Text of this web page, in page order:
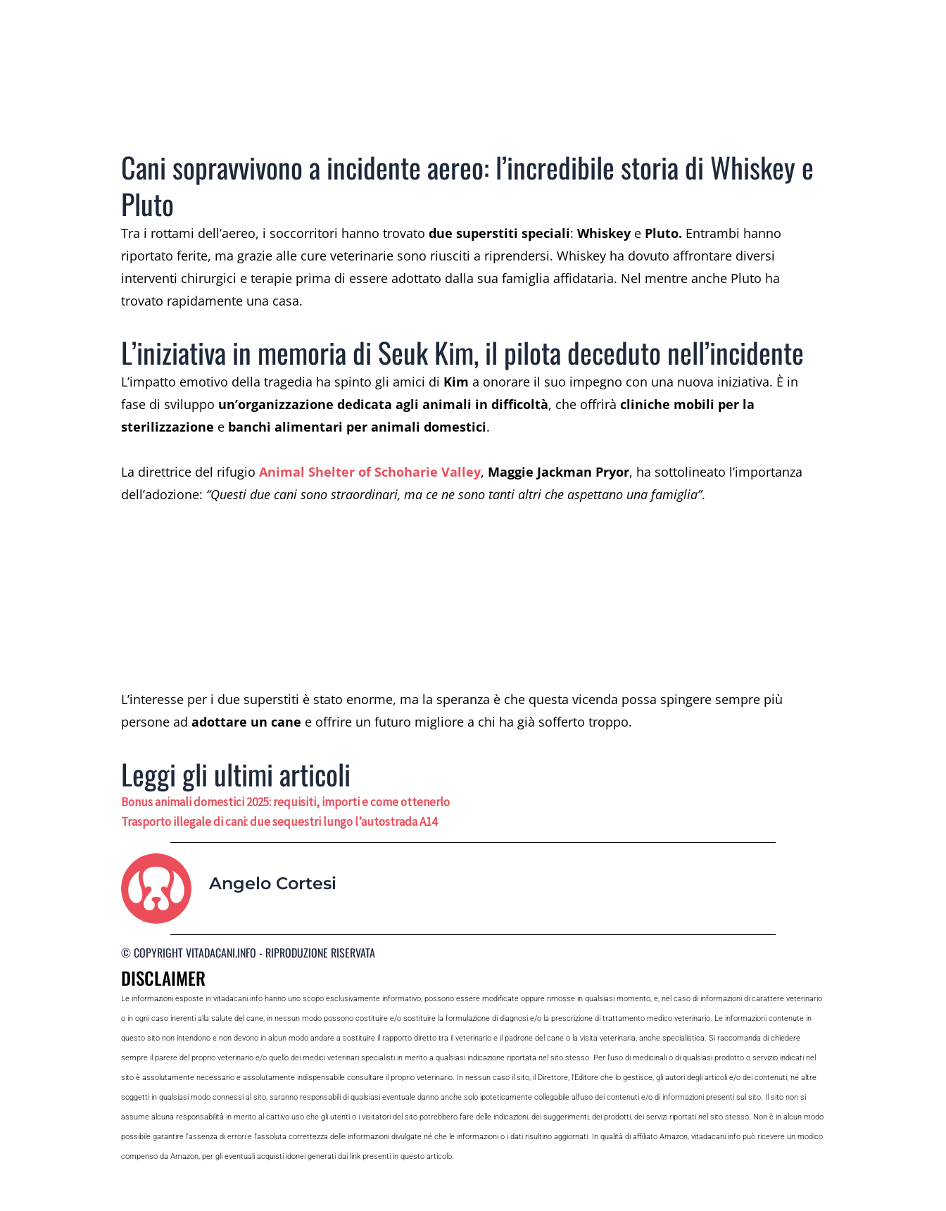
Cani sopravvivono a incidente aereo: l’incredibile storia di Whiskey e
Pluto
Tra i rottami dell’aereo, i soccorritori hanno trovato due superstiti speciali: Whiskey e Pluto. Entrambi hanno
riportato ferite, ma grazie alle cure veterinarie sono riusciti a riprendersi. Whiskey ha dovuto affrontare diversi
interventi chirurgici e terapie prima di essere adottato dalla sua famiglia affidataria. Nel mentre anche Pluto ha
trovato rapidamente una casa.
L’iniziativa in memoria di Seuk Kim, il pilota deceduto nell’incidente
L’impatto emotivo della tragedia ha spinto gli amici di Kim a onorare il suo impegno con una nuova iniziativa. È in
fase di sviluppo un’organizzazione dedicata agli animali in difficoltà, che offrirà cliniche mobili per la
sterilizzazione e banchi alimentari per animali domestici.
La direttrice del rifugio Animal Shelter of Schoharie Valley, Maggie Jackman Pryor, ha sottolineato l’importanza
dell’adozione: “Questi due cani sono straordinari, ma ce ne sono tanti altri che aspettano una famiglia”.
L’interesse per i due superstiti è stato enorme, ma la speranza è che questa vicenda possa spingere sempre più
persone ad adottare un cane e offrire un futuro migliore a chi ha già sofferto troppo.
Leggi gli ultimi articoli
Bonus animali domestici 2025: requisiti, importi e come ottenerlo
Trasporto illegale di cani: due sequestri lungo l’autostrada A14
Angelo Cortesi
© COPYRIGHT VITADACANI.INFO - RIPRODUZIONE RISERVATA
DISCLAIMER
Le informazioni esposte in vitadacani.info hanno uno scopo esclusivamente informativo, possono essere modificate oppure rimosse in qualsiasi momento, e, nel caso di informazioni di carattere veterinario
o in ogni caso inerenti alla salute del cane, in nessun modo possono costituire e/o sostituire la formulazione di diagnosi e/o la prescrizione di trattamento medico veterinario. Le informazioni contenute in
questo sito non intendono e non devono in alcun modo andare a sostituire il rapporto diretto tra il veterinario e il padrone del cane o la visita veterinaria, anche specialistica. Si raccomanda di chiedere
sempre il parere del proprio veterinario e/o quello dei medici veterinari specialisti in merito a qualsiasi indicazione riportata nel sito stesso. Per l’uso di medicinali o di qualsiasi prodotto o servizio indicati nel
sito è assolutamente necessario e assolutamente indispensabile consultare il proprio veterinario. In nessun caso il sito, il Direttore, l’Editore che lo gestisce, gli autori degli articoli e/o dei contenuti, né altre
soggetti in qualsiasi modo connessi al sito, saranno responsabili di qualsiasi eventuale danno anche solo ipoteticamente collegabile all’uso dei contenuti e/o di informazioni presenti sul sito. Il sito non si
assume alcuna responsabilità in merito al cattivo uso che gli utenti o i visitatori del sito potrebbero fare delle indicazioni, dei suggerimenti, dei prodotti, dei servizi riportati nel sito stesso. Non è in alcun modo
possibile garantire l’assenza di errori e l’assoluta correttezza delle informazioni divulgate né che le informazioni o i dati risultino aggiornati. In qualità di affiliato Amazon, vitadacani.info può ricevere un modico
compenso da Amazon, per gli eventuali acquisti idonei generati dai link presenti in questo articolo.